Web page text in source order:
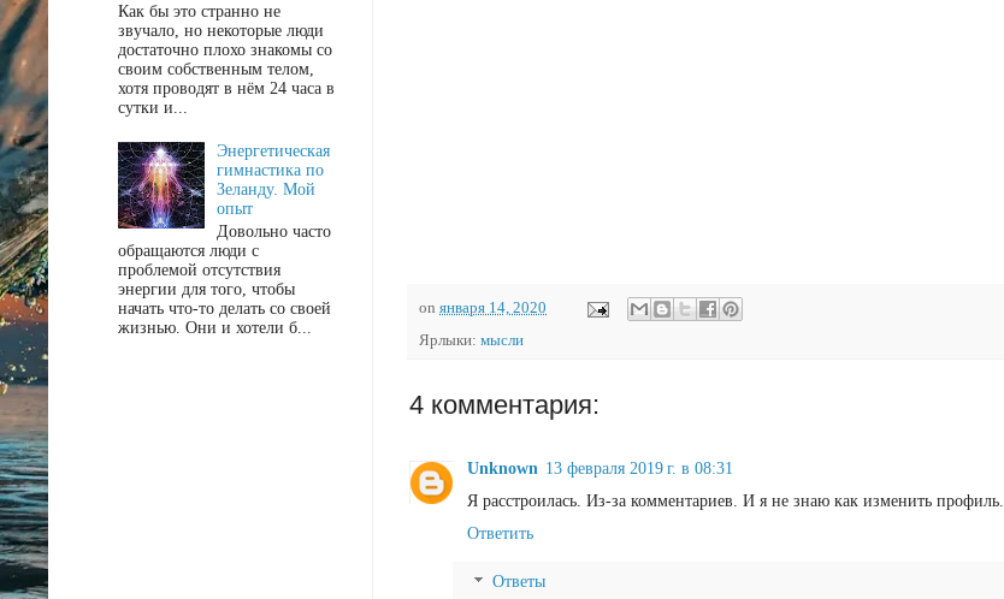
on января 14, 2020
Ярлыки: мысли
4 комментария:
Unknown 13 февраля 2019 г. в 08:31
Я расстроилась. Из-за комментариев. И я не знаю как изменить профиль.
Ответить
Ответы
Как бы это странно не
звучало, но некоторые люди
достаточно плохо знакомы со
своим собственным телом,
хотя проводят в нём 24 часа в
сутки и...
Энергетическая
гимнастика по
Зеланду. Мой
опыт
Довольно часто
обращаются люди с
проблемой отсутствия
энергии для того, чтобы
начать что-то делать со своей
жизнью. Они и хотели б...